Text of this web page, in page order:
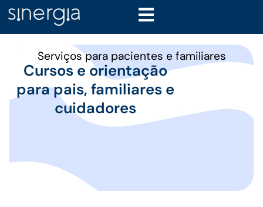
Serviços para pacientes e familiares
Cursos e orientação
para pais, familiares e
cuidadores